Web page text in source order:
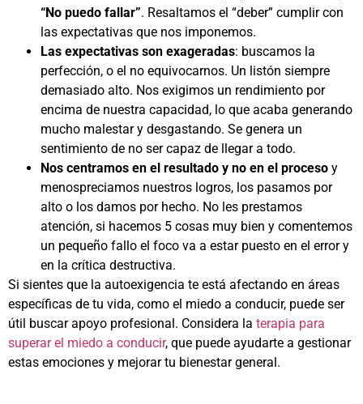
“No puedo fallar”. Resaltamos el “deber” cumplir con
las expectativas que nos imponemos.
Las expectativas son exageradas: buscamos la
perfección, o el no equivocarnos. Un listón siempre
demasiado alto. Nos exigimos un rendimiento por
encima de nuestra capacidad, lo que acaba generando
mucho malestar y desgastando. Se genera un
sentimiento de no ser capaz de llegar a todo.
Nos centramos en el resultado y no en el proceso y
menospreciamos nuestros logros, los pasamos por
alto o los damos por hecho. No les prestamos
atención, si hacemos 5 cosas muy bien y comentemos
un pequeño fallo el foco va a estar puesto en el error y
en la crítica destructiva.
Si sientes que la autoexigencia te está afectando en áreas
específicas de tu vida, como el miedo a conducir, puede ser
útil buscar apoyo profesional. Considera la terapia para
superar el miedo a conducir, que puede ayudarte a gestionar
estas emociones y mejorar tu bienestar general.